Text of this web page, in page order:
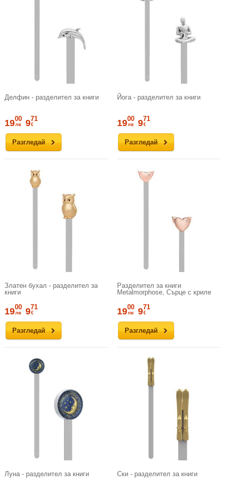
Делфин - разделител за книги
Разгледай
1900
лв 971
€
Йога - разделител за книги
Разгледай
1900
лв 971
€
Златен бухал - разделител за
книги
Разгледай
1900
лв 971
€
Разделител за книги
Metalmorphose, Сърце с криле
Разгледай
1900
лв 971
€
Луна - разделител за книги Ски - разделител за книги